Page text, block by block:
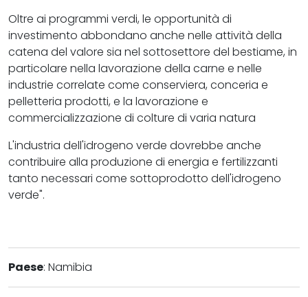
Oltre ai programmi verdi, le opportunità di
investimento abbondano anche nelle attività della
catena del valore sia nel sottosettore del bestiame, in
particolare nella lavorazione della carne e nelle
industrie correlate come conserviera, conceria e
pelletteria prodotti, e la lavorazione e
commercializzazione di colture di varia natura
L'industria dell'idrogeno verde dovrebbe anche
contribuire alla produzione di energia e fertilizzanti
tanto necessari come sottoprodotto dell'idrogeno
verde".
Paese: Namibia